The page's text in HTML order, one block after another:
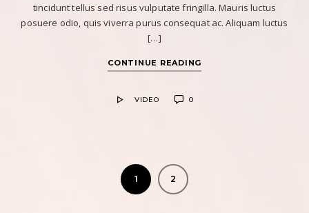
tincidunt tellus sed risus vulputate fringilla. Mauris luctus
posuere odio, quis viverra purus consequat ac. Aliquam luctus
[…]
CONTINUE READING
VIDEO 0
1 2